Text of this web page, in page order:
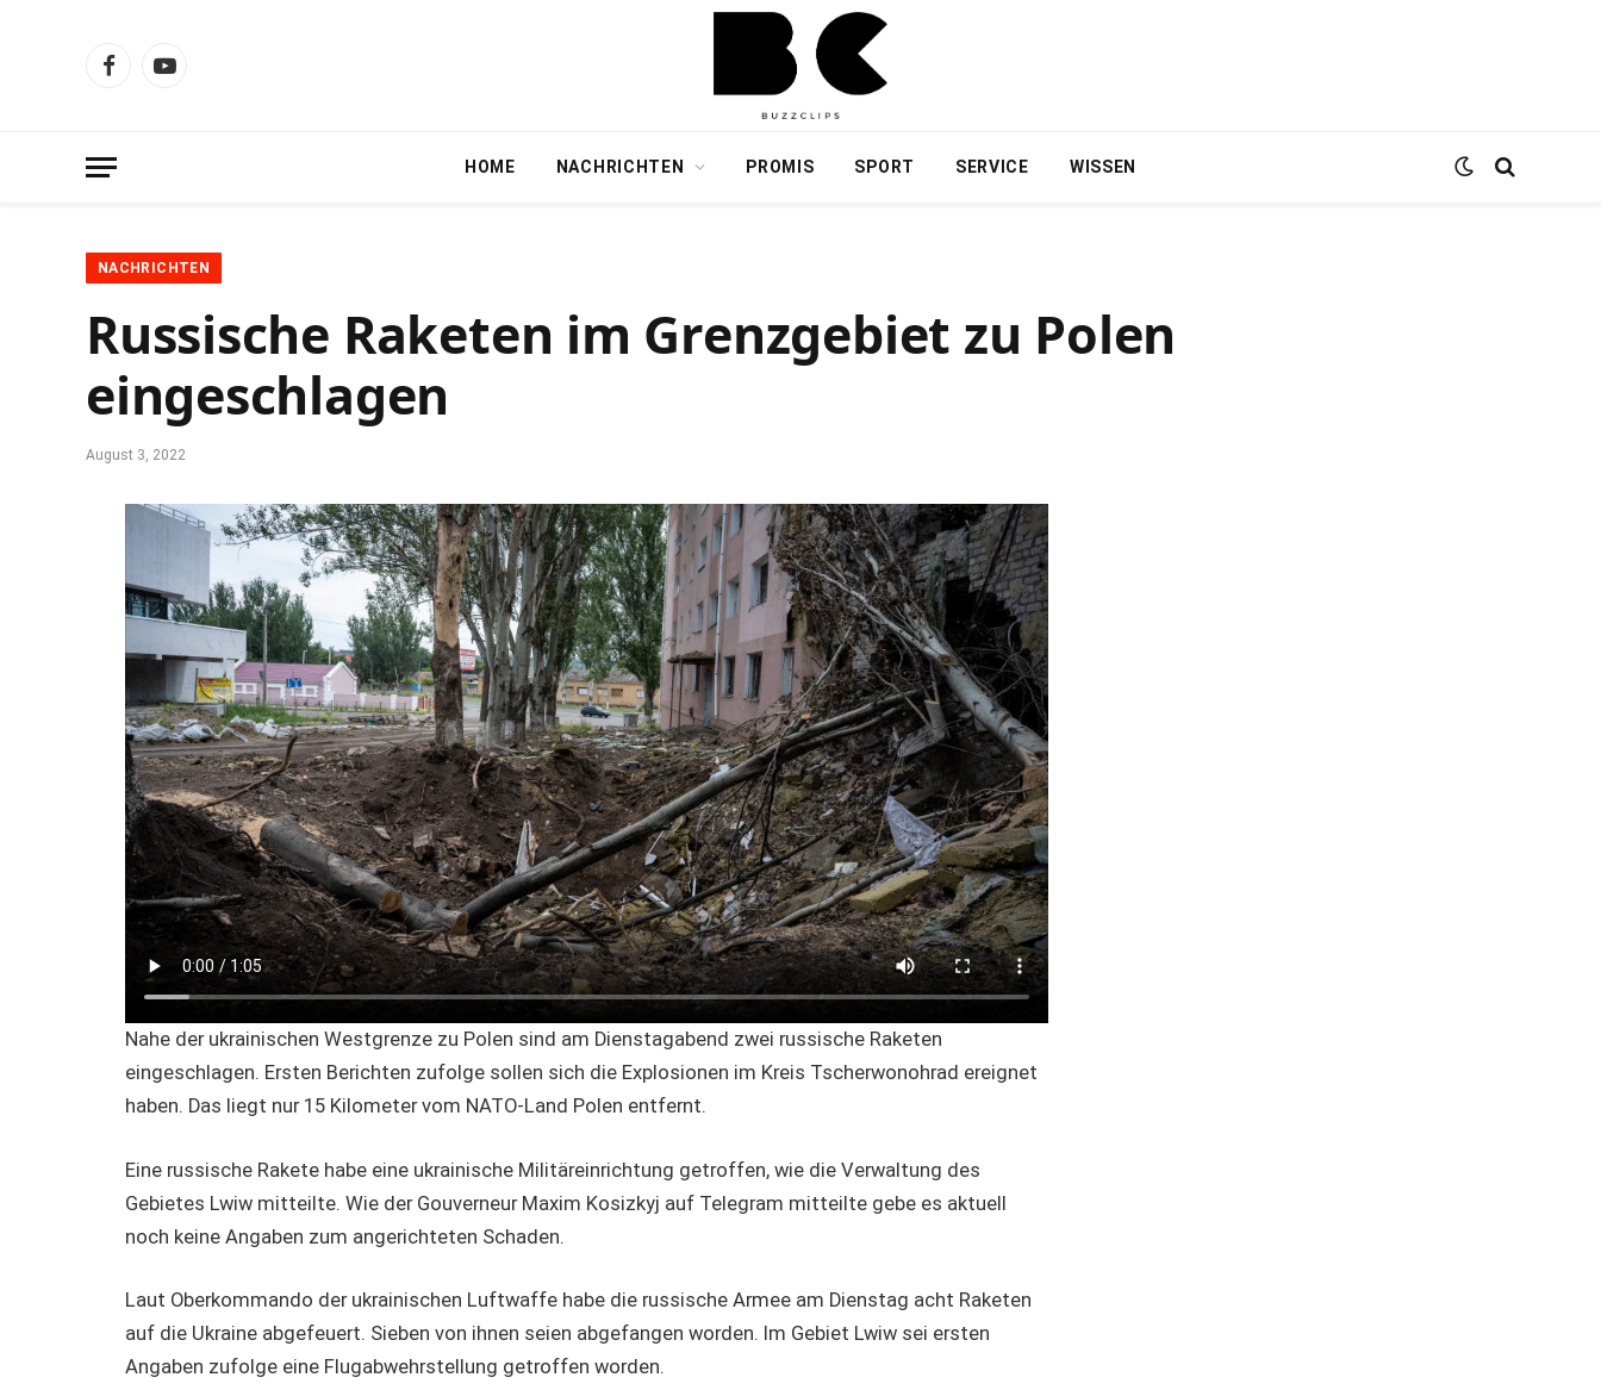
FacebookYouTube
HOME NACHRICHTEN PROMIS SPORT SERVICE WISSEN
NACHRICHTEN
Russische Raketen im Grenzgebiet zu Polen
eingeschlagen
August 3, 2022
Nahe der ukrainischen Westgrenze zu Polen sind am Dienstagabend zwei russische Raketen
eingeschlagen. Ersten Berichten zufolge sollen sich die Explosionen im Kreis Tscherwonohrad ereignet
haben. Das liegt nur 15 Kilometer vom NATO-Land Polen entfernt.
Eine russische Rakete habe eine ukrainische Militäreinrichtung getroffen, wie die Verwaltung des
Gebietes Lwiw mitteilte. Wie der Gouverneur Maxim Kosizkyj auf Telegram mitteilte gebe es aktuell
noch keine Angaben zum angerichteten Schaden.
Laut Oberkommando der ukrainischen Luftwaffe habe die russische Armee am Dienstag acht Raketen
auf die Ukraine abgefeuert. Sieben von ihnen seien abgefangen worden. Im Gebiet Lwiw sei ersten
Angaben zufolge eine Flugabwehrstellung getroffen worden.